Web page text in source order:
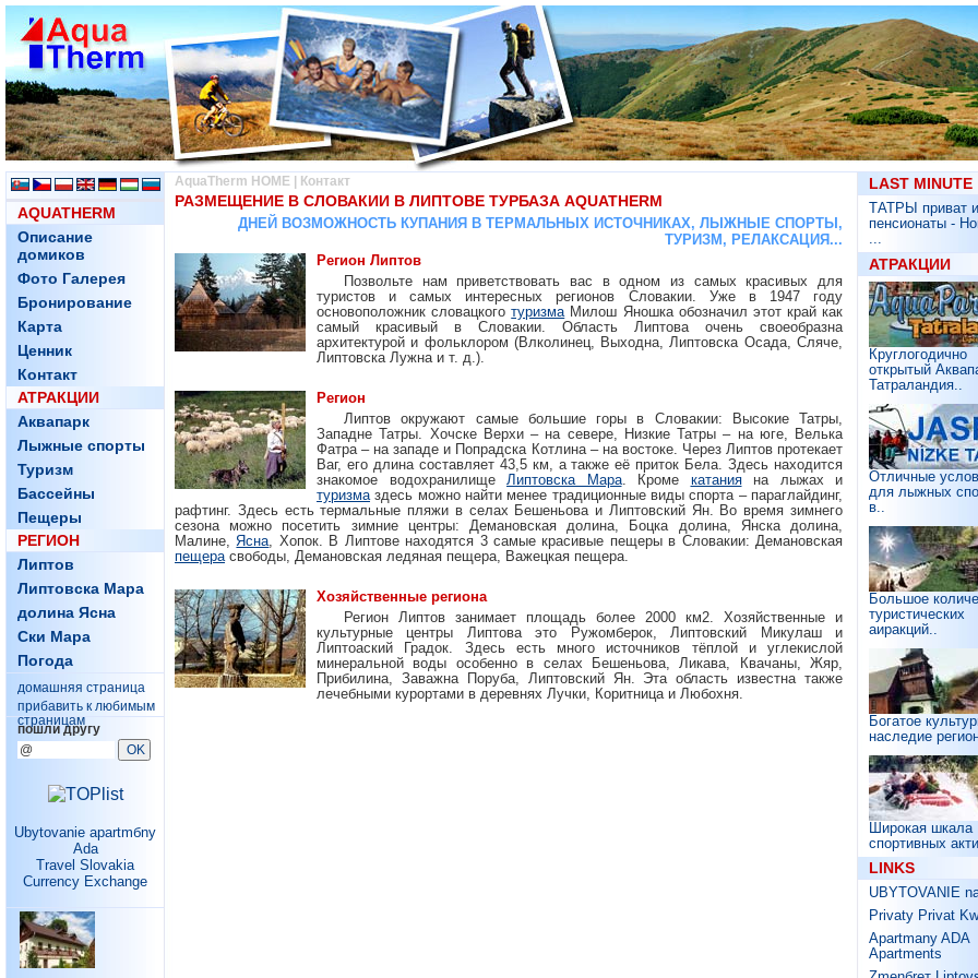
AQUATHERM
Описание
домиков
Фото Галерея
Бронирование
Карта
Ценник
Контакт
АТРАКЦИИ
Аквапарк
Лыжные спорты
Туризм
Бассейны
Пещеры
РЕГИОН
Липтов
Липтовска Мара
долина Ясна
Ски Мара
Погода
домашняя страница
прибавить к любимым
страницам
пошли другу
Ubytovanie apartmбny
Ada
Travel Slovakia
Currency Exchange
AquaTherm HOME Контакт
РАЗМЕЩЕНИЕ В СЛОВАКИИ В ЛИПТОВЕ ТУРБАЗА AQUATHERM
ДНЕЙ ВОЗМОЖНОСТЬ КУПАНИЯ В ТЕРМАЛЬНЫХ ИСТОЧНИКАХ, ЛЫЖНЫЕ СПОРТЫ,
ТУРИЗМ, РЕЛАКСАЦИЯ...
Регион Липтов
Позвольте нам приветствовать вас в одном из самых красивых для
туристов и самых интересных регионов Словакии. Уже в 1947 году
основоположник словацкоготуризмаМилош Яношка обозначил этот край как
самый красивый в Словакии. Область Липтова очень своеобразна
архитектурой и фольклором (Влколинец, Выходна, Липтовска Осада, Сляче,
Липтовска Лужна и т. д.).
Регион
Липтов окружают самые большие горы в Словакии: Высокие Татры,
Западне Татры. Хочске Верхи – на севере, Низкие Татры – на юге, Велька
Фатра – на западе и Попрадска Котлина – на востоке. Через Липтов протекает
Ваг, его длина составляет 43,5 км, а также её приток Бела. Здесь находится
знакомое водохранилище Липтовска Мара. Кроме катанияна лыжах и
туризма здесь можно найти менее традиционные виды спорта – параглайдинг,
рафтинг. Здесь есть термальные пляжи в селах Бешеньова и Липтовский Ян. Во время зимнего
сезона можно посетить зимние центры: Демановская долина, Боцка долина, Янска долина,
Малине, Ясна , Хопок. В Липтове находятся 3 самые красивые пещеры в Словакии: Демановская
пещера свободы, Демановская ледяная пещера, Важецкая пещера.
Хозяйственные региона
Регион Липтов занимает площадь более 2000 км2. Хозяйственные и
культурные центры Липтова это Ружомберок, Липтовский Микулаш и
Липтоаский Градок. Здесь есть много источников тёплой и углекислой
минеральной воды особенно в селах Бешеньова, Ликава, Квачаны, Жяр,
Прибилина, Заважна Поруба, Липтовский Ян. Эта область известна также
лечебными курортами в деревнях Лучки, Коритница и Любохня.
LAST MINUTE
ТАТРЫ приват и
пенсионаты -
...
АТРАКЦИИ
Круглогодично
открытый
Татраландия..
Отличные
для лыжных
в..
Большое
туристических
аиракций..
Богатое
наследие
Широкая шкала
спортивных
LINKS
UBYTOVANIE
Privaty Privat
Apartmany ADA
Apartments